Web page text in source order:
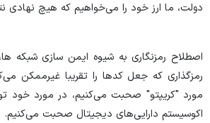
دولت، ما ارز خود را می‌خواهیم که هیچ نهادی
اصطلاح رمزنگاری به شیوه ایمن سازی شبکه
رمزگذاری که جعل کد‌ها را تقریبا غیرممکن
مورد "کریپتو" صحبت می‌کنیم، در مورد خود
اکوسیستم دارایی‌های دیجیتال صحبت می‌کنیم.